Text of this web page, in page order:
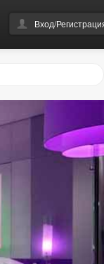
Вход/